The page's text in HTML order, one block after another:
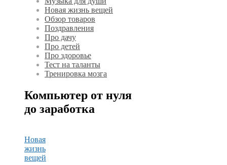
Новая жизнь вещей
Обзор товаров
Поздравления
Про дачу
Про детей
Про здоровье
Тест на таланты
Тренировка мозга
Компьютер от нуля
до заработка
Новая
жизнь
вещей